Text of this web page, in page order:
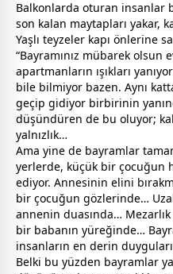
Balkonlarda oturan insanlar
son kalan maytapları yakar,
Yaşlı teyzeler kapı önlerine
“Bayramınız mübarek olsun
apartmanların ışıkları
bile bilmiyor bazen. Aynı
geçip gidiyor birbirinin
düşündüren de bu oluyor;
yalnızlık…
Ama yine de bayramlar
yerlerde, küçük bir çocuğun
ediyor. Annesinin elini
bir çocuğun gözlerinde…
annenin duasında…
bir babanın yüreğinde…
insanların en derin
Belki bu yüzden bayramlar